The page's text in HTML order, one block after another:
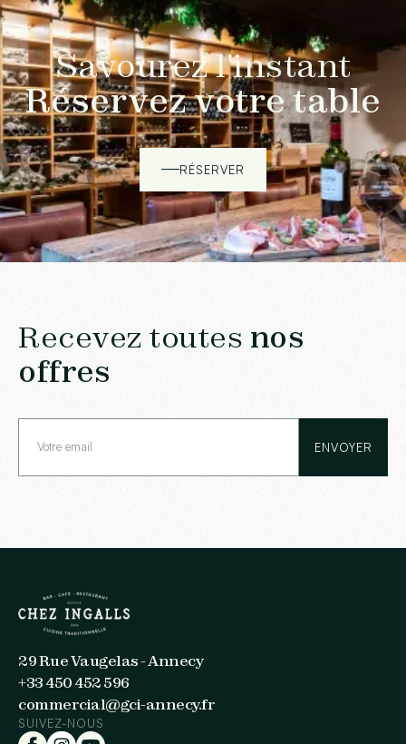
Savourez l'instant
Réservez votre table
RÉSERVER
Recevez toutes nos
offres
29 Rue Vaugelas - Annecy
+33 450 452 596
commercial@gci-annecy.fr
SUIVEZ-NOUS